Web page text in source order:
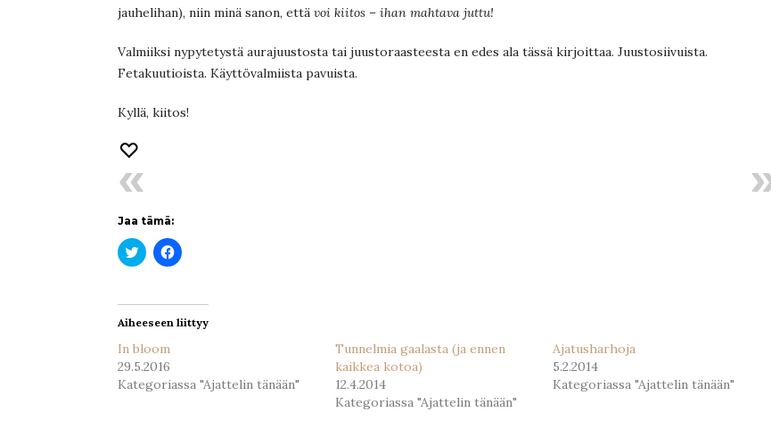
jauhelihan), niin minä sanon, että voi kiitos – ihan mahtava juttu!
Valmiiksi nypytetystä aurajuustosta tai juustoraasteesta en edes ala tässä kirjoittaa. Juustosiivuista.
Fetakuutioista. Käyttövalmiista pavuista.
Kyllä, kiitos!
Jaa tämä:
Jaa
Twitterissä(Avautuu
Jaa
Facebookissa(Avautuu
Aiheeseen liittyy
In bloom
29.5.2016
Kategoriassa "Ajattelin tänään"
Tunnelmia gaalasta (ja ennen
kaikkea kotoa)
12.4.2014
Kategoriassa "Ajattelin tänään"
Ajatusharhoja
5.2.2014
Kategoriassa "Ajattelin tänään"